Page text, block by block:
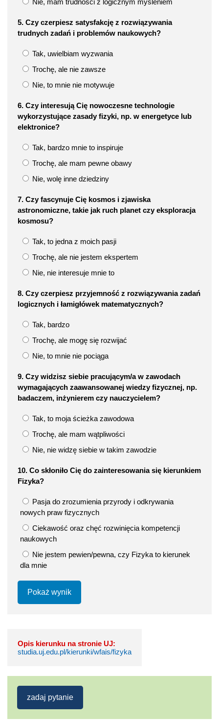
5. Czy czerpiesz satysfakcję z rozwiązywania
trudnych zadań i problemów naukowych?
Tak, uwielbiam wyzwania
Trochę, ale nie zawsze
Nie, to mnie nie motywuje
6. Czy interesują Cię nowoczesne technologie
wykorzystujące zasady fizyki, np. w energetyce lub
elektronice?
Tak, bardzo mnie to inspiruje
Trochę, ale mam pewne obawy
Nie, wolę inne dziedziny
7. Czy fascynuje Cię kosmos i zjawiska
astronomiczne, takie jak ruch planet czy eksploracja
kosmosu?
Tak, to jedna z moich pasji
Trochę, ale nie jestem ekspertem
Nie, nie interesuje mnie to
8. Czy czerpiesz przyjemność z rozwiązywania zadań
logicznych i łamigłówek matematycznych?
Tak, bardzo
Trochę, ale mogę się rozwijać
Nie, to mnie nie pociąga
9. Czy widzisz siebie pracującym/a w zawodach
wymagających zaawansowanej wiedzy fizycznej, np.
badaczem, inżynierem czy nauczycielem?
Tak, to moja ścieżka zawodowa
Trochę, ale mam wątpliwości
Nie, nie widzę siebie w takim zawodzie
10. Co skłoniło Cię do zainteresowania się kierunkiem
Fizyka?
Pasja do zrozumienia przyrody i odkrywania
nowych praw fizycznych
Ciekawość oraz chęć rozwinięcia kompetencji
naukowych
Nie jestem pewien/pewna, czy Fizyka to kierunek
dla mnie
Pokaż wynik
Opis kierunku na stronie UJ:
studia.uj.edu.pl/kierunki/wfais/fizyka
zadaj pytanie